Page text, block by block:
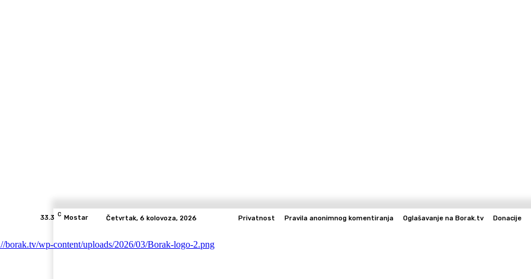
33.3 C Mostar Četvrtak, 6 kolovoza, 2026 Privatnost Pravila anonimnog komentiranja Oglašavanje na Borak.tv Donacije